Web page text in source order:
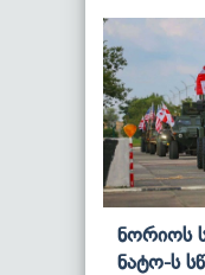
Ნორიოს
Ნატო-Ს